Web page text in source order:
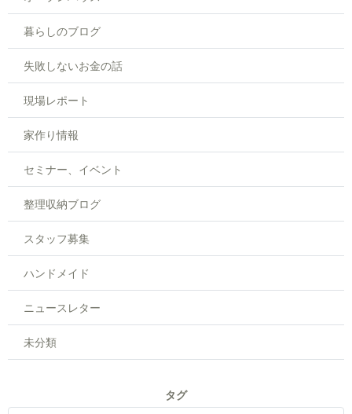
暮らしのブログ
失敗しないお金の話
現場レポート
家作り情報
セミナー、イベント
整理収納ブログ
スタッフ募集
ハンドメイド
ニュースレター
未分類
タグ